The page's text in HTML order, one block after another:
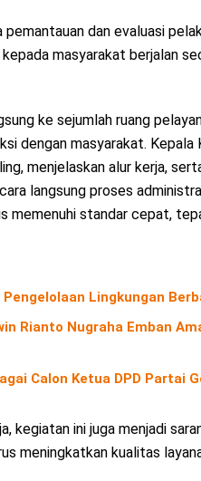
dan evaluasi
masyarakat berjalan
ke sejumlah ruang
dengan masyarakat.
menjelaskan alur kerja,
langsung proses
memenuhi standar cepat,
Pengelolaan Lingkungan
Rianto Nugraha Emban
Calon Ketua DPD Partai
kegiatan ini juga menjadi
meningkatkan kualitas